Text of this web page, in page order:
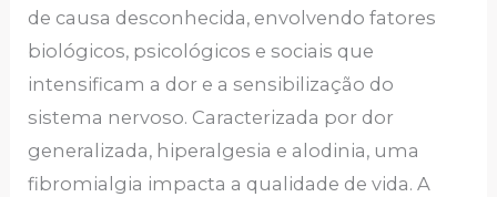
de causa desconhecida, envolvendo fatores
biológicos, psicológicos e sociais que
intensificam a dor e a sensibilização do
sistema nervoso. Caracterizada por dor
generalizada, hiperalgesia e alodinia, uma
fibromialgia impacta a qualidade de vida. A